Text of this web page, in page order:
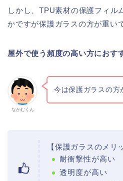
しかし、TPU素材の保護フィル
かですが保護ガラスの方が重い
屋外で使う頻度の高い方におす
なかむくん
今は保護ガラスの方
【保護ガラスのメリ
耐衝撃性が高い
透明度が高い